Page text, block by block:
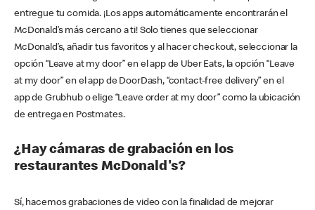
entregue tu comida. ¡Los apps automáticamente encontrarán el
McDonald’s más cercano a ti! Solo tienes que seleccionar
McDonald’s, añadir tus favoritos y al hacer checkout, seleccionar la
opción “Leave at my door” en el app de Uber Eats, la opción “Leave
at my door” en el app de DoorDash, “contact-free delivery” en el
app de Grubhub o elige “Leave order at my door” como la ubicación
de entrega en Postmates.
¿Hay cámaras de grabación en los
restaurantes McDonald's?
Sí, hacemos grabaciones de video con la finalidad de mejorar